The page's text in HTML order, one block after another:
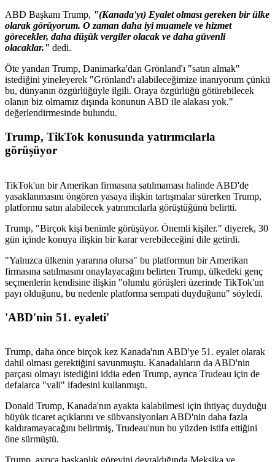
ABD Başkanı Trump, "(Kanada'yı) Eyalet olması gereken bir ülke
olarak görüyorum. O zaman daha iyi muamele ve hizmet
görecekler, daha düşük vergiler olacak ve daha güvenli
olacaklar." dedi.
Öte yandan Trump, Danimarka'dan Grönland'ı "satın almak"
istediğini yineleyerek "Grönland'ı alabileceğimize inanıyorum çünkü
bu, dünyanın özgürlüğüyle ilgili. Oraya özgürlüğü götürebilecek
olanın biz olmamız dışında konunun ABD ile alakası yok."
değerlendirmesinde bulundu.
Trump, TikTok konusunda yatırımcılarla
görüşüyor
TikTok'un bir Amerikan firmasına satılmaması halinde ABD'de
yasaklanmasını öngören yasaya ilişkin tartışmalar sürerken Trump,
platformu satın alabilecek yatırımcılarla görüştüğünü belirtti.
Trump, "Birçok kişi benimle görüşüyor. Önemli kişiler." diyerek, 30
gün içinde konuya ilişkin bir karar verebileceğini dile getirdi.
"Yalnızca ülkenin yararına olursa" bu platformun bir Amerikan
firmasına satılmasını onaylayacağını belirten Trump, ülkedeki genç
seçmenlerin kendisine ilişkin "olumlu görüşleri üzerinde TikTok'un
payı olduğunu, bu nedenle platforma sempati duyduğunu" söyledi.
'ABD'nin 51. eyaleti'
Trump, daha önce birçok kez Kanada'nın ABD'ye 51. eyalet olarak
dahil olması gerektiğini savunmuştu. Kanadalıların da ABD'nin
parçası olmayı istediğini iddia eden Trump, ayrıca Trudeau için de
defalarca "vali" ifadesini kullanmıştı.
Donald Trump, Kanada'nın ayakta kalabilmesi için ihtiyaç duyduğu
büyük ticaret açıklarını ve sübvansiyonları ABD'nin daha fazla
kaldıramayacağını belirtmiş, Trudeau'nun bu yüzden istifa ettiğini
öne sürmüştü.